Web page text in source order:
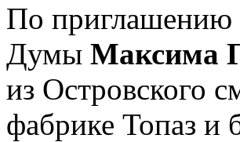
По приглашению
Думы Максима
из Островского
фабрике Топаз и